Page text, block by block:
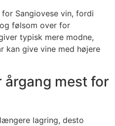
Sangiovese vin, fordi
følsom over for
typisk mere modne,
kan give vine med højere
mest for
lagring, desto